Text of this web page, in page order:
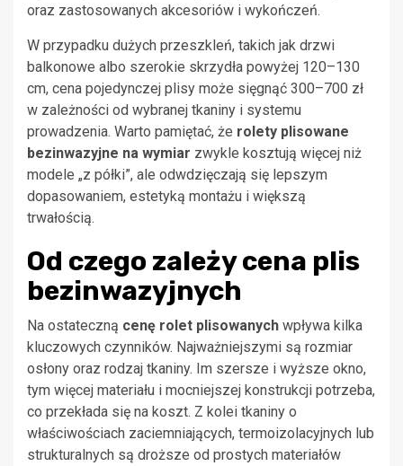
oraz zastosowanych akcesoriów i wykończeń.
W przypadku dużych przeszkleń, takich jak drzwi
balkonowe albo szerokie skrzydła powyżej 120–130
cm, cena pojedynczej plisy może sięgnąć 300–700 zł
w zależności od wybranej tkaniny i systemu
prowadzenia. Warto pamiętać, że rolety plisowane
bezinwazyjne na wymiar zwykle kosztują więcej niż
modele „z półki”, ale odwdzięczają się lepszym
dopasowaniem, estetyką montażu i większą
trwałością.
Od czego zależy cena plis
bezinwazyjnych
Na ostateczną cenę rolet plisowanych wpływa kilka
kluczowych czynników. Najważniejszymi są rozmiar
osłony oraz rodzaj tkaniny. Im szersze i wyższe okno,
tym więcej materiału i mocniejszej konstrukcji potrzeba,
co przekłada się na koszt. Z kolei tkaniny o
właściwościach zaciemniających, termoizolacyjnych lub
strukturalnych są droższe od prostych materiałów